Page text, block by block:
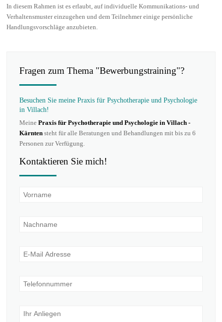
In diesem Rahmen ist es erlaubt, auf individuelle Kommunikations- und
Verhaltensmuster einzugehen und dem Teilnehmer einige persönliche
Handlungsvorschläge anzubieten.
Fragen zum Thema "Bewerbungstraining"?
Besuchen Sie meine Praxis für Psychotherapie und Psychologie
in Villach!
MeinePraxis für Psychotherapie und Psychologie in Villach -
Kärnten steht für alle Beratungen und Behandlungen mit bis zu 6
Personen zur Verfügung.
Kontaktieren Sie mich!